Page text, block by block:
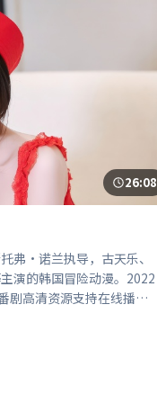
26:08
弗·诺兰执导，古天乐、
演的韩国冒险动漫。2022
剧高清资源支持在线播
环生，奇观与友情并行，
适合检索「无名倒影」
险」「韩国」「2022」
词的影迷阅读简介与主创